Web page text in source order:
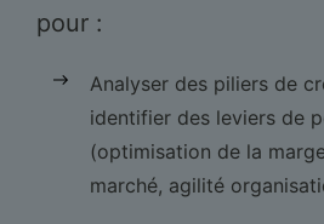
pour :
Analyser des piliers de
identifier des leviers de
(optimisation de la
marché, agilité